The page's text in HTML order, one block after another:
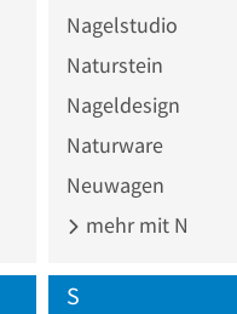
Nagelstudio
Naturstein
Nageldesign
Naturware
Neuwagen
mehr mit N
S